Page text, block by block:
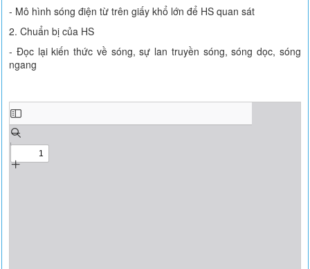
- Mô hình sóng điện từ trên giấy khổ lớn để HS quan sát
2. Chuẩn bị của HS
- Đọc lại kiến thức về sóng, sự lan truyền sóng, sóng dọc, sóng
ngang